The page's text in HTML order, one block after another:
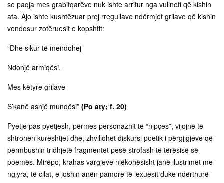
se paqja mes grabitqarëve nuk ishte arritur nga vullneti që kishin
ata. Ajo ishte kushtëzuar prej rregullave ndërmjet grilave që kishin
vendosur zotëruesit e kopshtit:
“Dhe sikur të mendohej
Ndonjë armiqësi,
Mes këtyre grilave
S’kanë asnjë mundësi” (Po aty; f. 20)
Pyetje pas pyetjesh, përmes personazhit të “nipçes”, vijojnë të
shtrohen kureshtjet dhe, zhvillohet diskursi poetik i përgjigjeve që
përmbushin tridhjetë fragmentet pesë strofash të tërësisë së
poemës. Mirëpo, krahas vargjeve njëkohësisht janë ilustrimet me
ngjyra, të cilat, e joshin anën pamore të lexuesit duke ndërthurë